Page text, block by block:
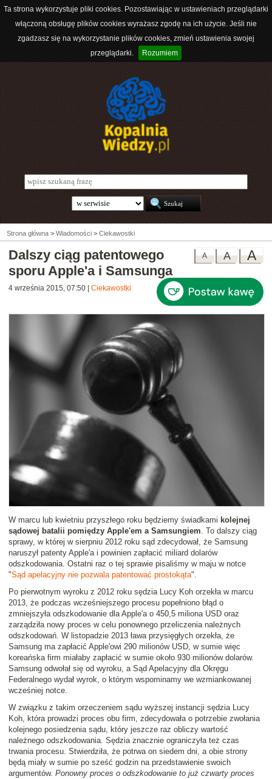
Ta strona wykorzystuje pliki cookies. Pozostawiając w ustawieniach przeglądarki
włączoną obsługę plików cookies wyrażasz zgodę na ich użycie. Jeśli nie
zgadzasz się na wykorzystanie plików cookies, zmień ustawienia swojej
przeglądarki.
Rozumiem
Strona główna > Wiadomości > Ciekawostki
A
A
A
Dalszy ciąg patentowego
sporu Apple'a i Samsunga
4 września 2015, 07:50 Ciekawostki
W marcu lub kwietniu przyszłego roku będziemy świadkami kolejnej
sądowej batalii pomiędzy Apple'em a Samsungiem. To dalszy ciąg
sprawy, w której w sierpniu 2012 roku sąd zdecydował, że Samsung
naruszył patenty Apple'a i powinien zapłacić miliard dolarów
odszkodowania. Ostatni raz o tej sprawie pisaliśmy w maju w notce
"Sąd apelacyjny nie pozwala patentować prostokąta".
Po pierwotnym wyroku z 2012 roku sędzia Lucy Koh orzekła w marcu
2013, że podczas wcześniejszego procesu popełniono błąd o
zmniejszyła odszkodowanie dla Apple'a o 450,5 miliona USD oraz
zarządziła nowy proces w celu ponownego przeliczenia należnych
odszkodowań. W listopadzie 2013 ława przysięgłych orzekła, że
Samsung ma zapłacić Apple'owi 290 milionów USD, w sumie więc
koreańska firm miałaby zapłacić w sumie około 930 milionów dolarów.
Samsung odwołał się od wyroku, a Sąd Apelacyjny dla Okręgu
Federalnego wydał wyrok, o którym wspominamy we wzmiankowanej
wcześniej notce.
W związku z takim orzeczeniem sądu wyższej instancji sędzia Lucy
Koh, która prowadzi proces obu firm, zdecydowała o potrzebie zwołania
kolejnego posiedzenia sądu, który jeszcze raz obliczy wartość
należnego odszkodowania. Sędzia znacznie ograniczyła też czas
trwania procesu. Stwierdziła, że potrwa on siedem dni, a obie strony
będą miały w sumie po sześć godzin na przedstawienie swoich
argumentów. Ponowny proces o odszkodowanie to już czwarty proces